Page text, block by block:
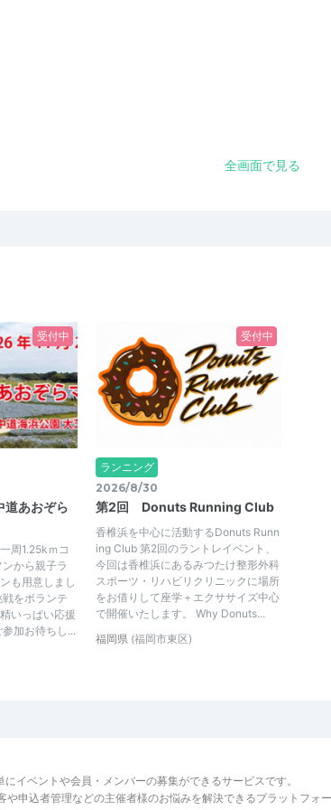
全画面で見る
受付中
あおぞら
周1.25kｍコ
から親子ラ
も用意しまし
をボランテ
いっぱい応援
加お待ちし...
受付中
ランニング
2026/8/30
第2回 Donuts Running Club
香椎浜を中心に活動するDonuts Runn
ing Club 第2回のラントレイベント、
今回は香椎浜にあるみつたけ整形外科
スポーツ・リハビリクリニックに場所
をお借りして座学＋エクササイズ中心
で開催いたします。 Why Donuts...
福岡県 (福岡市東区)
にイベントや会員・メンバーの募集ができるサービスです。
申込者管理などの主催者様のお悩みを解決できるプラットフォー